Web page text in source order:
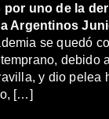
por uno de la
Argentinos
se quedó
debido
y dio pelea
[…]